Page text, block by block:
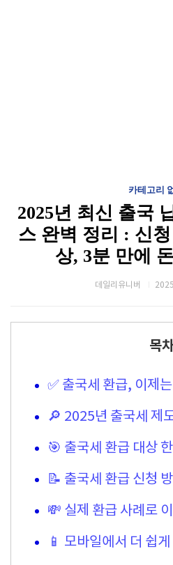
카테고리
2025년 최신 출국
스 완벽 정리 : 신
상, 3분 만에
데일리유니버
목
✅ 출국세 환급, 이제
🔎 2025년 출국세 제
🎯 출국세 환급 대상
📝 출국세 환급 신청
💸 실제 환급 사례로
📱 모바일에서 더 쉽